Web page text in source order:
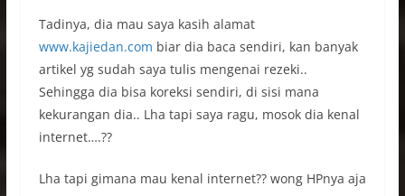
Tadinya, dia mau saya kasih alamat
www.kajiedan.com biar dia baca sendiri, kan banyak
artikel yg sudah saya tulis mengenai rezeki..
Sehingga dia bisa koreksi sendiri, di sisi mana
kekurangan dia.. Lha tapi saya ragu, mosok dia kenal
internet….??
Lha tapi gimana mau kenal internet?? wong HPnya aja